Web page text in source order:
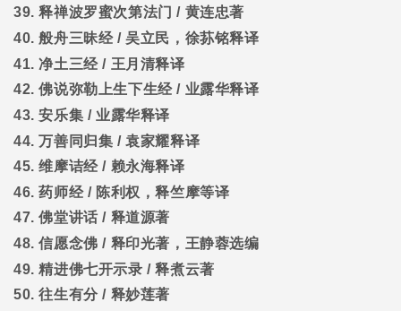
39.释禅波罗蜜次第法门 / 黄连忠著
40.般舟三昧经/吴立民，徐荪铭释译
41.净土三经/ 王月清释译
42.佛说弥勒上生下生经/ 业露华释译
43.安乐集 /业露华释译
44.万善同归集 /袁家耀释译
45.维摩诘经/ 赖永海释译
46.药师经/ 陈利权，释竺摩等译
47.佛堂讲话 / 释道源著
48.信愿念佛 / 释印光著，王静蓉选编
49.精进佛七开示录 /释煮云著
50.往生有分 / 释妙莲著